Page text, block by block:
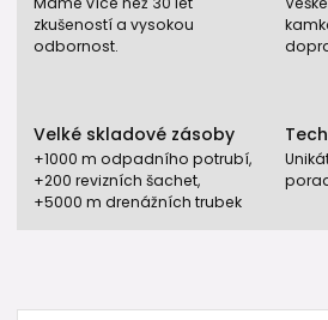
zkušeností a vysokou
odbornost.
Velké skladové zásoby
+1000 m odpadního potrubí,
+200 revizních šachet,
+5000 m drenážních trubek